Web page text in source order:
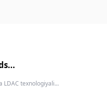
LDAC texnologiyali...